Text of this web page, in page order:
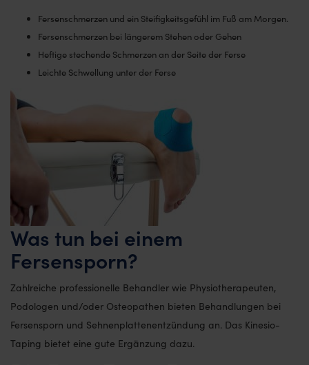
Fersenschmerzen und ein Steifigkeitsgefühl im Fuß am Morgen.
Fersenschmerzen bei längerem Stehen oder Gehen
Heftige stechende Schmerzen an der Seite der Ferse
Leichte Schwellung unter der Ferse
Was tun bei einem
Fersensporn?
Zahlreiche professionelle Behandler wie Physiotherapeuten,
Podologen und/oder Osteopathen bieten Behandlungen bei
Fersensporn und Sehnenplattenentzündung an. Das Kinesio-
Taping bietet eine gute Ergänzung dazu.